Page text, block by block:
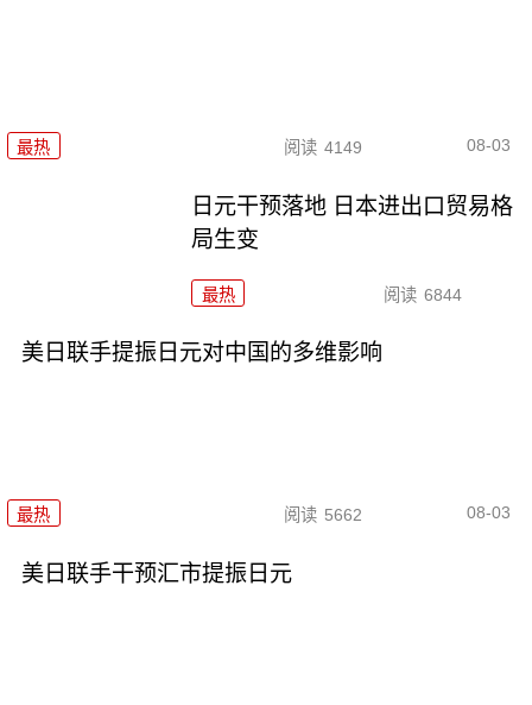
最热 阅读 4149 08-03
日元干预落地 日本进出口贸易格
局生变
最热 阅读 6844
美日联手提振日元对中国的多维影响
最热 阅读 5662 08-03
美日联手干预汇市提振日元